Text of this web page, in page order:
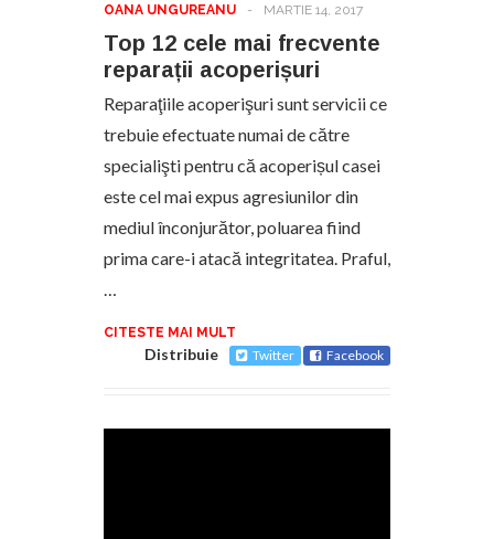
OANA UNGUREANU
- MARTIE 14, 2017
Top 12 cele mai frecvente
reparații acoperișuri
Reparaţiile acoperişuri sunt servicii ce
trebuie efectuate numai de către
specialişti pentru că acoperișul casei
este cel mai expus agresiunilor din
mediul înconjurător, poluarea fiind
prima care-i atacă integritatea. Praful,
…
CITESTE MAI MULT
Distribuie Twitter Facebook